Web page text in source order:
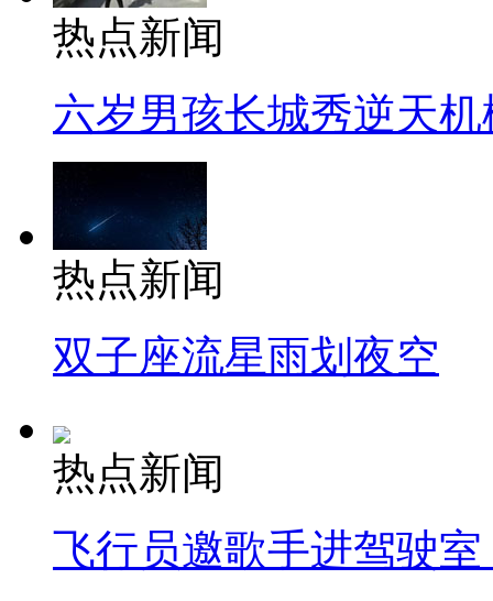
热点新闻
六岁男孩长城秀逆天机
热点新闻
双子座流星雨划夜空
热点新闻
飞行员邀歌手进驾驶